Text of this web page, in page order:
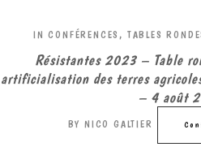
IN CONFÉRENCES, TABLES
Résistantes 2023 – Table
artificialisation des terres
– 4 août
BY NICO GALTIER